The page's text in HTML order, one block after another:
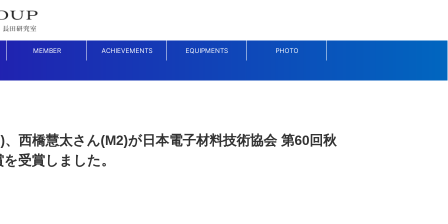
MEMBER ACHIEVEMENTS EQUIPMENTS PHOTO
西橋慧太さん(M2)が日本電子材料技術協会 第60回秋
受賞しました。